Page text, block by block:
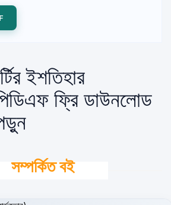
ইশতিহার
ফ্রি ডাউনলোড
সম্পর্কিত বই